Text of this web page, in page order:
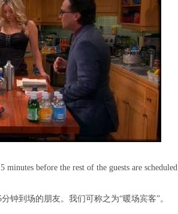
before the rest of the guests are scheduled
钟到场的朋友。我们可称之为“暖场宾客”。